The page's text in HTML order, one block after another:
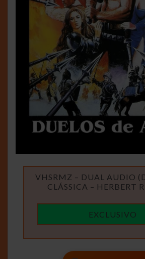
VHSRMZ – DUAL AUDIO
CLÁSSICA – HERBERT
EXCLUSIVO